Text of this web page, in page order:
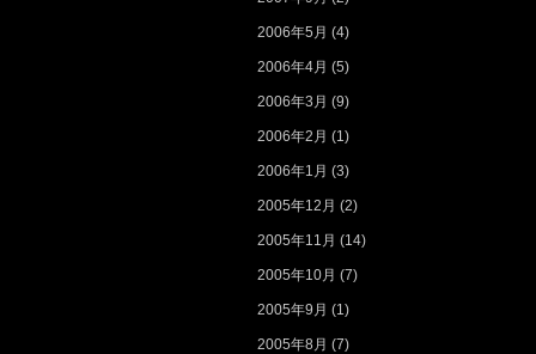
2006年5月 (4)
2006年4月 (5)
2006年3月 (9)
2006年2月 (1)
2006年1月 (3)
2005年12月 (2)
2005年11月 (14)
2005年10月 (7)
2005年9月 (1)
2005年8月 (7)